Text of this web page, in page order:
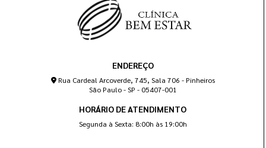
ENDEREÇO
Rua Cardeal Arcoverde, 745, Sala 706 - Pinheiros
São Paulo - SP - 05407-001
HORÁRIO DE ATENDIMENTO
Segunda à Sexta: 8:00h às 19:00h